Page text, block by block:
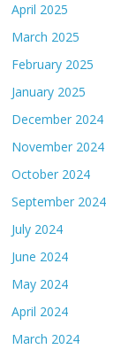
April 2025
March 2025
February 2025
January 2025
December 2024
November 2024
October 2024
September 2024
July 2024
June 2024
May 2024
April 2024
March 2024